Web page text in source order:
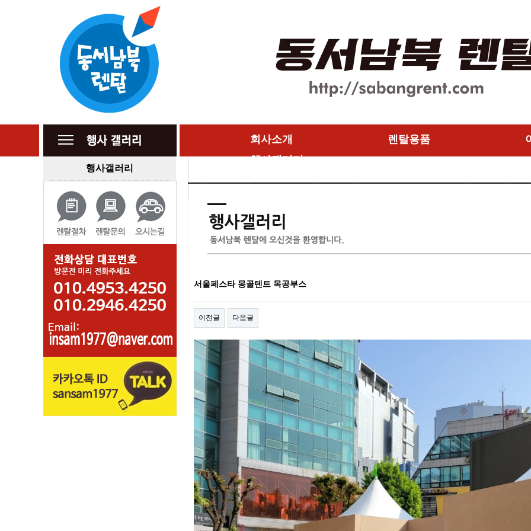
행사갤러리
회사소개 렌탈용품
행사갤러리
서울페스타 몽골텐트 목공부스
이전글 다음글